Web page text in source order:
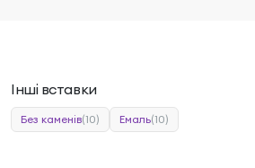
Інші вставки
Без каменів(10) Емаль(10)